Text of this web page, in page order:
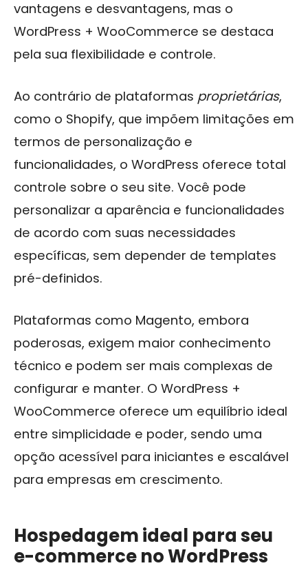
vantagens e desvantagens, mas o
WordPress + WooCommerce se destaca
pela sua flexibilidade e controle.
Ao contrário de plataformas proprietárias,
como o Shopify, que impõem limitações em
termos de personalização e
funcionalidades, o WordPress oferece total
controle sobre o seu site. Você pode
personalizar a aparência e funcionalidades
de acordo com suas necessidades
específicas, sem depender de templates
pré-definidos.
Plataformas como Magento, embora
poderosas, exigem maior conhecimento
técnico e podem ser mais complexas de
configurar e manter. O WordPress +
WooCommerce oferece um equilíbrio ideal
entre simplicidade e poder, sendo uma
opção acessível para iniciantes e escalável
para empresas em crescimento.
Hospedagem ideal para seu
e-commerce no WordPress